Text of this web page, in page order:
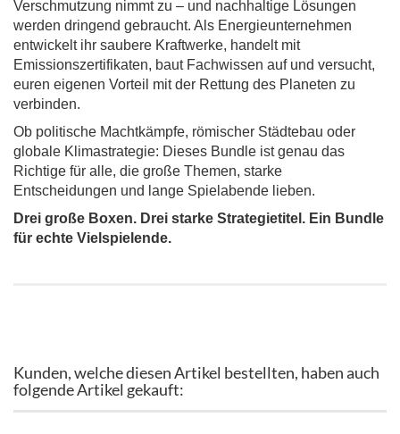
Verschmutzung nimmt zu – und nachhaltige Lösungen
werden dringend gebraucht. Als Energieunternehmen
entwickelt ihr saubere Kraftwerke, handelt mit
Emissionszertifikaten, baut Fachwissen auf und versucht,
euren eigenen Vorteil mit der Rettung des Planeten zu
verbinden.
Ob politische Machtkämpfe, römischer Städtebau oder
globale Klimastrategie: Dieses Bundle ist genau das
Richtige für alle, die große Themen, starke
Entscheidungen und lange Spielabende lieben.
Drei große Boxen. Drei starke Strategietitel. Ein Bundle
für echte Vielspielende.
Kunden, welche diesen Artikel bestellten, haben auch
folgende Artikel gekauft: